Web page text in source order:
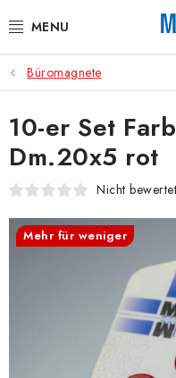
Inhalt
HAUPTKATEGORIE
MAGNETISCHE
INDUSTRIEMAGNETE
SONSTIGE MAGNETE
AUS UNSERER
Widerruf des Vertrags
Büromagnete
10-er Set
Dm.20x5 rot
Nicht bewertet
Mehr für weniger